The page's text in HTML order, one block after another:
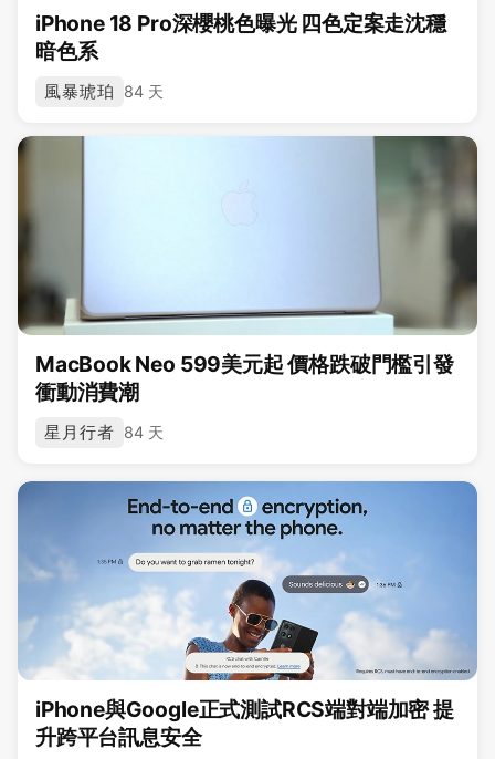
iPhone 18 Pro深櫻桃色曝光 四色定案走沈穩
暗色系
風暴琥珀 84 天
MacBook Neo 599美元起 價格跌破門檻引發
衝動消費潮
星月行者 84 天
iPhone與Google正式測試RCS端對端加密 提
升跨平台訊息安全